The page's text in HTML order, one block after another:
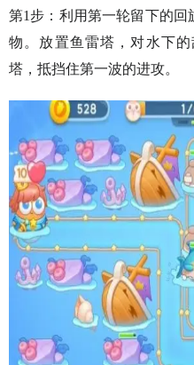
第1步：利用第一轮留下的
物。放置鱼雷塔，对水下
塔，抵挡住第一波的进攻。